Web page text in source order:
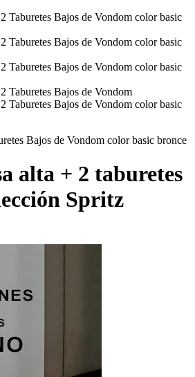
alta + 2 taburetes
Spritz